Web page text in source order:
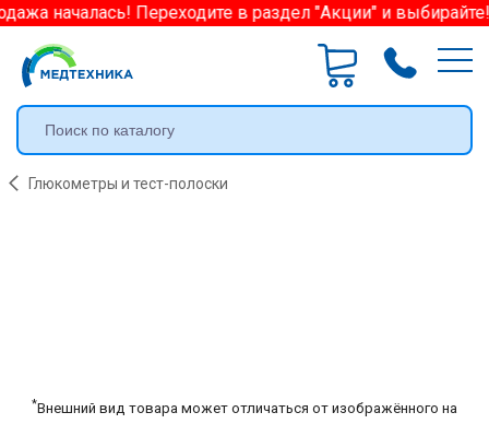
началась! Переходите в раздел "Акции" и
Глюкометры и тест-полоски
*Внешний вид товара может отличаться от изображённого на